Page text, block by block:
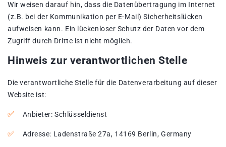
Wir weisen darauf hin, dass die Datenübertragung im Internet
(z.B. bei der Kommunikation per E-Mail) Sicherheitslücken
aufweisen kann. Ein lückenloser Schutz der Daten vor dem
Zugriff durch Dritte ist nicht möglich.
Hinweis zur verantwortlichen Stelle
Die verantwortliche Stelle für die Datenverarbeitung auf dieser
Website ist:
Anbieter: Schlüsseldienst
Adresse: Ladenstraße 27a, 14169 Berlin, Germany